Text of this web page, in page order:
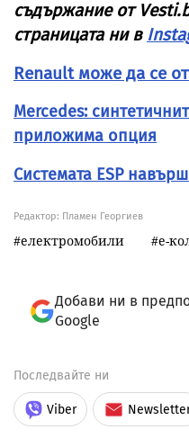
съдържание от Vesti.
страницата ни в
Renault може да се
Mercedes:
приложима опция
Системата ESP
Редактор: Пламен Георгиев
електромобили е-
Добави ни в
Google
Последвайте ни
Viber